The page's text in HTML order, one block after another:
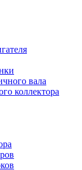
вала
коллектора